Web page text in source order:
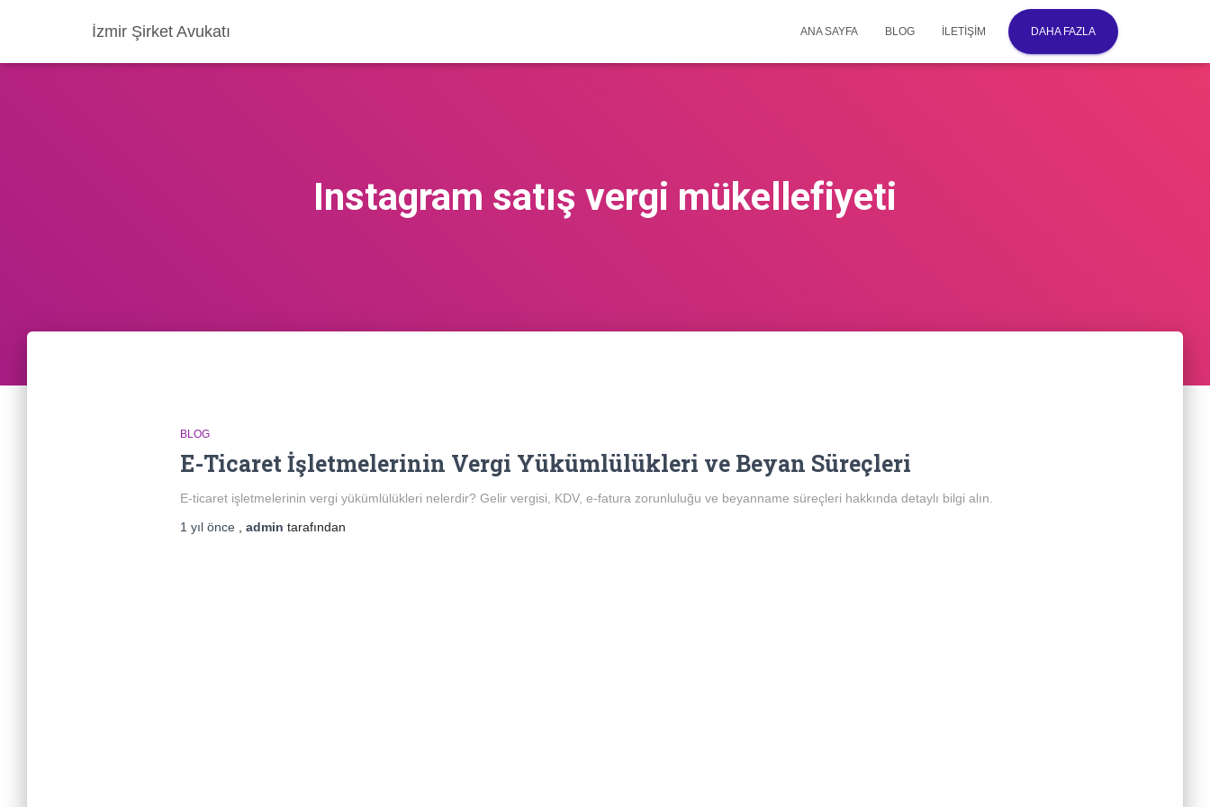
İzmir Şirket Avukatı ANA SAYFA BLOG İLETIŞIM DAHA FAZLA
Instagram satış vergi mükellefiyeti
BLOG
E-Ticaret İşletmelerinin Vergi Yükümlülükleri ve Beyan Süreçleri
E-ticaret işletmelerinin vergi yükümlülükleri nelerdir? Gelir vergisi, KDV, e-fatura zorunluluğu ve beyanname süreçleri hakkında detaylı bilgi alın.
1 yılönce admin tarafından